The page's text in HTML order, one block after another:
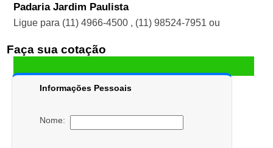
Padaria Jardim Paulista
Ligue para (11) 4966-4500 , (11) 98524-7951 ou
Faça sua cotação
Informações Pessoais
Nome: